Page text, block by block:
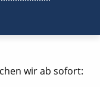
wir ab sofort: